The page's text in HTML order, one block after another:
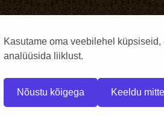
Kasutame oma veebilehel
analüüsida liiklust.
Nõustu kõigega Keeldu